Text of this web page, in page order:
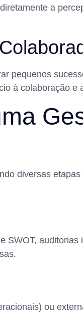
a
pequenos
à colaboração e
diversas
SWOT, auditorias
ou